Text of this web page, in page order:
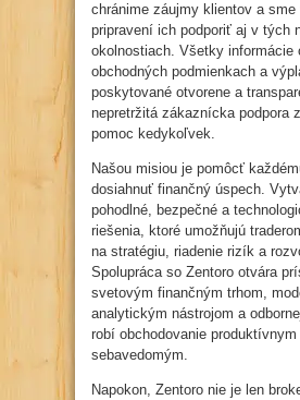
chránime záujmy klientov a sme
pripravení ich podporiť aj v tých
okolnostiach. Všetky informácie
obchodných podmienkach a
poskytované otvorene a
nepretržitá zákaznícka podpora
pomoc kedykoľvek.
Našou misiou je pomôcť
dosiahnuť finančný úspech.
pohodlné, bezpečné a
riešenia, ktoré umožňujú
na stratégiu, riadenie rizík a
Spolupráca so Zentoro otvára
svetovým finančným trhom,
analytickým nástrojom a
robí obchodovanie produktívnym
sebavedomým.
Napokon, Zentoro nie je len